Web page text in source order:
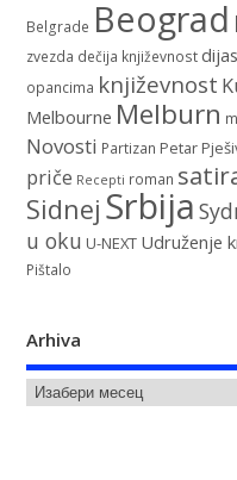
Belgrade Beograd
zvezda dečija književnost
opancima književnost
Melbourne Melburn
Novosti Partizan Petar
priče Recepti roman
Sidnej Srbija
u oku U-NEXT Udruženje
Pištalo
Arhiva